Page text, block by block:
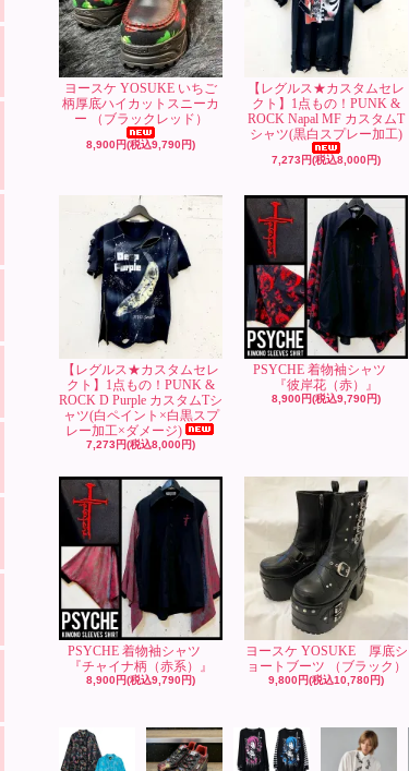
ヨースケ YOSUKE いちご
柄厚底ハイカットスニーカ
ー （ブラックレッド）
8,900円(税込9,790円)
【レグルス★カスタムセレ
クト】1点もの！PUNK &
ROCK Napal MF カスタムT
シャツ(黒白スプレー加工)
7,273円(税込8,000円)
【レグルス★カスタムセレ
クト】1点もの！PUNK &
ROCK D Purple カスタムTシ
ャツ(白ペイント×白黒スプ
レー加工×ダメージ)
7,273円(税込8,000円)
PSYCHE 着物袖シャツ
『彼岸花（赤）』
8,900円(税込9,790円)
PSYCHE 着物袖シャツ
『チャイナ柄（赤系）』
8,900円(税込9,790円)
ヨースケ YOSUKE 厚底シ
ョートブーツ （ブラック）
9,800円(税込10,780円)